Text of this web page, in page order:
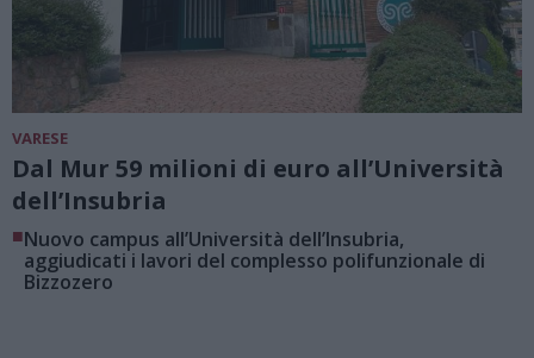
VARESE
Dal Mur 59 milioni di euro all’Università
dell’Insubria
■Nuovo campus all’Università dell’Insubria,
aggiudicati i lavori del complesso polifunzionale di
Bizzozero